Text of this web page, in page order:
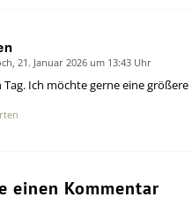
21. Januar 2026 um 13:43 Uhr
Tag. Ich möchte gerne eine
einen Kommentar